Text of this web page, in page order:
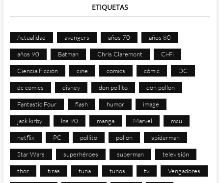
ETIQUETAS
Actualidad avengers años 70 años 80
años 90 Batman Chris Claremont Ci-Fi
Ciencia Ficción cine comics cómic DC
dc comics disney don pollito don pollon
Fantastic Four flash humor image
jack kirby los 90 manga Marvel mcu
netflix PC pollito pollon spiderman
Star Wars superhéroes superman televisión
thor tiras tuna tunos tv Vengadores